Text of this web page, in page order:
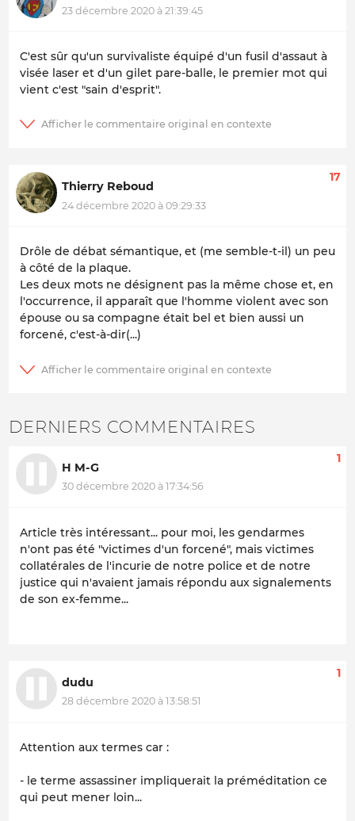
23 décembre 2020 à 21:39:45
C'est sûr qu'un survivaliste équipé d'un fusil d'assaut à
visée laser et d'un gilet pare-balle, le premier mot qui
vient c'est "sain d'esprit".
Thierry Reboud
24 décembre 2020 à 09:29:33
17
Drôle de débat sémantique, et (me semble-t-il) un peu
à côté de la plaque.
Les deux mots ne désignent pas la même chose et, en
l'occurrence, il apparaît que l'homme violent avec son
épouse ou sa compagne était bel et bien aussi un
forcené, c'est-à-dir(...)
DERNIERS COMMENTAIRES
H M-G
30 décembre 2020 à 17:34:56
1
Article très intéressant... pour moi, les gendarmes
n'ont pas été "victimes d'un forcené", mais victimes
collatérales de l'incurie de notre police et de notre
justice qui n'avaient jamais répondu aux signalements
de son ex-femme...
dudu
28 décembre 2020 à 13:58:51
1
Attention aux termes car :
- le terme assassiner impliquerait la préméditation ce
qui peut mener loin...